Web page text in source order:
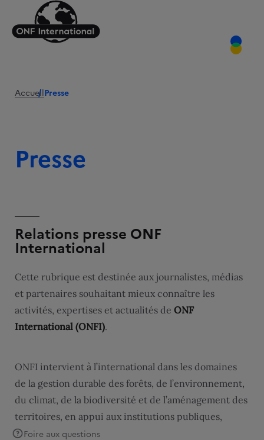
Foire aux questions
AccueilPresse
Presse
Relations presse ONF
International
Cette rubrique est destinée aux journalistes, médias
et partenaires souhaitant mieux connaître les
activités, expertises et actualités de ONF
International (ONFI).
ONFI intervient à l’international dans les domaines
de la gestion durable des forêts, de l’environnement,
du climat, de la biodiversité et de l’aménagement des
territoires, en appui aux institutions publiques,
organisations internationales, bailleurs de fonds et